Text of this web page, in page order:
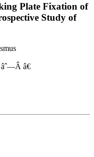
Plate Fixation of
Study of
â€